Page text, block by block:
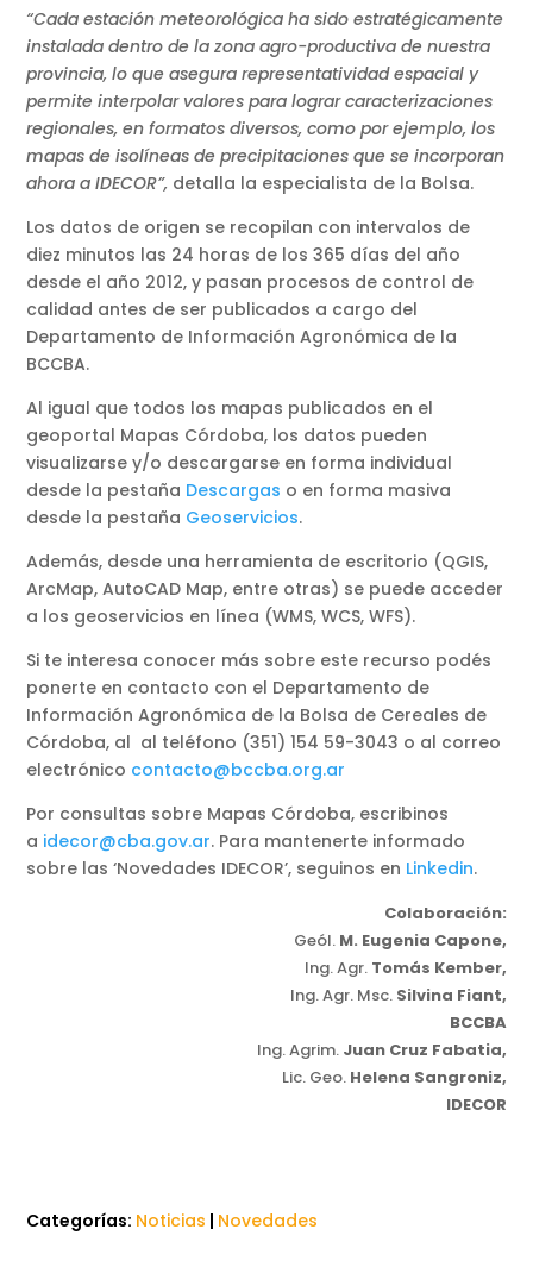
“Cada estación meteorológica ha sido estratégicamente
instalada dentro de la zona agro-productiva de nuestra
provincia, lo que asegura representatividad espacial y
permite interpolar valores para lograr caracterizaciones
regionales, en formatos diversos, como por ejemplo, los
mapas de isolíneas de precipitaciones que se incorporan
ahora a IDECOR”, detalla la especialista de la Bolsa.
Los datos de origen se recopilan con intervalos de
diez minutos las 24 horas de los 365 días del año
desde el año 2012, y pasan procesos de control de
calidad antes de ser publicados a cargo del
Departamento de Información Agronómica de la
BCCBA.
Al igual que todos los mapas publicados en el
geoportal Mapas Córdoba, los datos pueden
visualizarse y/o descargarse en forma individual
desde la pestaña Descargas o en forma masiva
desde la pestaña Geoservicios.
Además, desde una herramienta de escritorio (QGIS,
ArcMap, AutoCAD Map, entre otras) se puede acceder
a los geoservicios en línea (WMS, WCS, WFS).
Si te interesa conocer más sobre este recurso podés
ponerte en contacto con el Departamento de
Información Agronómica de la Bolsa de Cereales de
Córdoba, al al teléfono (351) 154 59-3043 o al correo
electrónico contacto@bccba.org.ar
Por consultas sobre Mapas Córdoba, escribinos
a idecor@cba.gov.ar. Para mantenerte informado
sobre las ‘Novedades IDECOR’, seguinos en Linkedin.
Colaboración:
Geól.M. Eugenia Capone,
Ing. Agr. Tomás Kember,
Ing. Agr. Msc. Silvina Fiant,
BCCBA
Ing. Agrim. Juan Cruz Fabatia,
Lic. Geo. Helena Sangroniz,
IDECOR
Categorías: Noticias | Novedades